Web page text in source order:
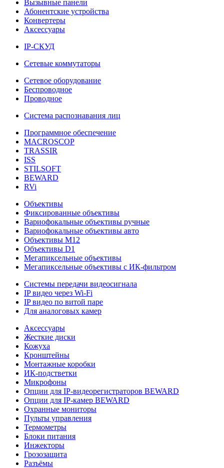
Вызывные панели
Абонентские устройства
Конвертеры
Аксессуары
IP-СКУД
Сетевые коммутаторы
Сетевое оборудование
Беспроводное
Проводное
Система распознавания лиц
Программное обеспечение
MACROSCOP
TRASSIR
ISS
STILSOFT
BEWARD
RVi
Объективы
Фиксированные объективы
Вариофокальные объективы ручные
Вариофокальные объективы авто
Объективы М12
Объективы D1
Мегапиксельные объективы
Мегапиксельные объективы с ИК-фильтром
Системы передачи видеосигнала
IP видео через Wi-Fi
IP видео по витой паре
Для аналоговых камер
Аксессуары
Жесткие диски
Кожуха
Кронштейны
Монтажные коробки
ИК-подстветки
Микрофоны
Опции для IP-видеорегистраторов BEWARD
Опции для IP-камер BEWARD
Охранные мониторы
Пульты управления
Термометры
Блоки питания
Инжекторы
Грозозащита
Разъёмы